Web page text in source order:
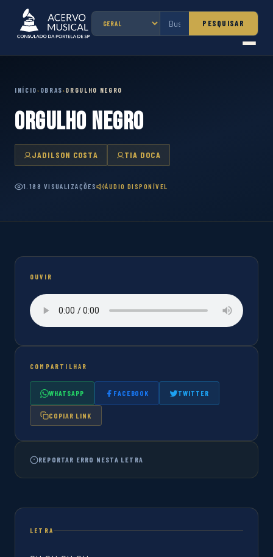
PESQUISAR
INÍCIO› OBRAS›ORGULHO NEGRO
ORGULHO NEGRO
JADILSON COSTA TIA DOCA
1.188 VISUALIZAÇÕES ÁUDIO DISPONÍVEL
LETRA
OUVIR
COMPARTILHAR
WHATSAPP FACEBOOK TWITTER
COPIAR LINK
REPORTAR ERRO NESTA LETRA